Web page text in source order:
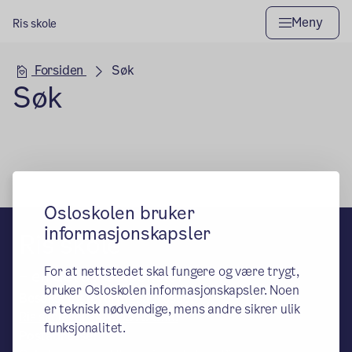
Osloskolen bruker
informasjonskapsler
For at nettstedet skal fungere og være trygt,
bruker Osloskolen informasjonskapsler. Noen
er teknisk nødvendige, mens andre sikrer ulik
funksjonalitet.
Ris skole Meny
Hovedseksjon
Forsiden Søk
Søk
Ris skole
– en del av Osloskolen
Besøks- og leveringsadresse:
Ris skolevei 24A, 0373 Oslo
Postadresse: